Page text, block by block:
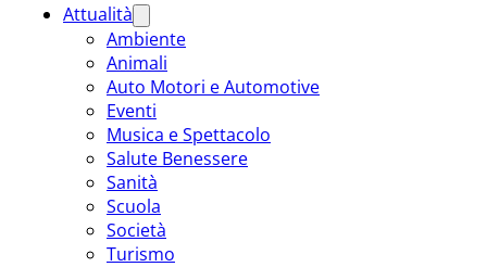
Attualità
Ambiente
Animali
Auto Motori e Automotive
Eventi
Musica e Spettacolo
Salute Benessere
Sanità
Scuola
Società
Turismo